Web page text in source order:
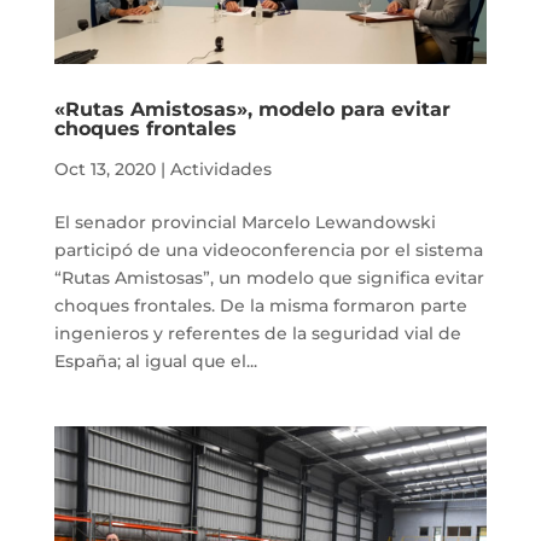
«Rutas Amistosas», modelo para evitar
choques frontales
Oct 13, 2020| Actividades
El senador provincial Marcelo Lewandowski
participó de una videoconferencia por el sistema
“Rutas Amistosas”, un modelo que significa evitar
choques frontales. De la misma formaron parte
ingenieros y referentes de la seguridad vial de
España; al igual que el...